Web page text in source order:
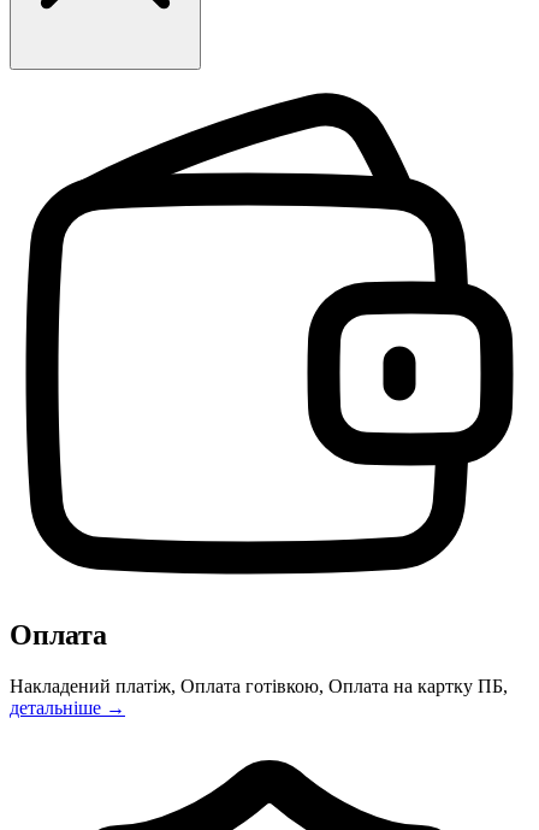
Оплата
Накладений платіж, Оплата готівкою, Оплата на картку ПБ,
детальніше →